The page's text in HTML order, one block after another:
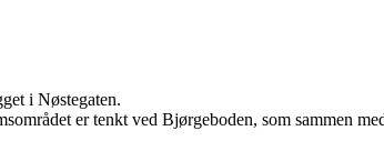
i Nøstegaten.
er tenkt ved Bjørgeboden, som sammen